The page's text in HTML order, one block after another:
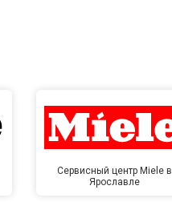
Сервисный центр Miele в
Ярославле